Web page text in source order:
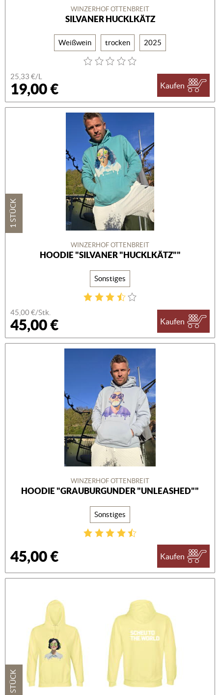
WINZERHOF OTTENBREIT
SILVANER HUCKLKÄTZ
Weißwein trocken 2025
25,33 €/L
19,00 € Kaufen
1 STÜCK
WINZERHOF OTTENBREIT
HOODIE "SILVANER "HUCKLKÄTZ""
Sonstiges
45,00 €/Stk.
45,00 € Kaufen
WINZERHOF OTTENBREIT
HOODIE "GRAUBURGUNDER "UNLEASHED""
Sonstiges
45,00 € Kaufen
1 STÜCK